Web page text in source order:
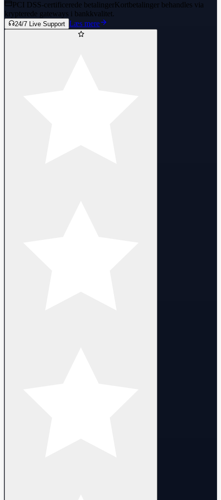
PCI DSS-certificerede betalingerKortbetalinger behandles via
krypterede gateways i bankkvalitet.
24/7 Live Support Læs mere